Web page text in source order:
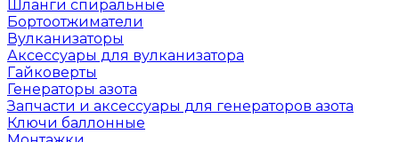
Шланги спиральные
Бортоотжиматели
Вулканизаторы
Аксессуары для вулканизатора
Гайковерты
Генераторы азота
Запчасти и аксессуары для генераторов азота
Ключи баллонные